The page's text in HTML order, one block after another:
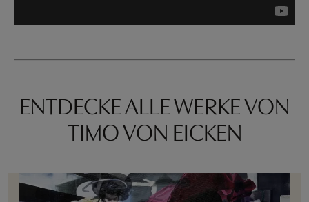
ENTDECKE ALLE WERKE VON
TIMO VON EICKEN